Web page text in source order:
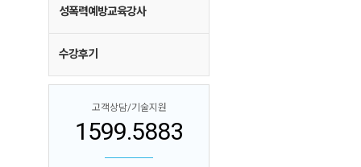
성폭력예방교육강사
수강후기
고객상담/기술지원
1599.5883